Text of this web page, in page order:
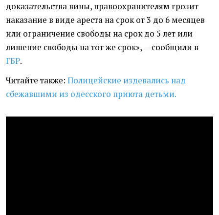
доказательства вины, правоохранителям грозит
наказание в виде ареста на срок от 3 до 6 месяцев
или ограничение свободы на срок до 5 лет или
лишение свободы на тот же срок», — сообщили в
ГБР.
Читайте также: Полицейские издевались над
сбежавшими из одесского приюта детьми.